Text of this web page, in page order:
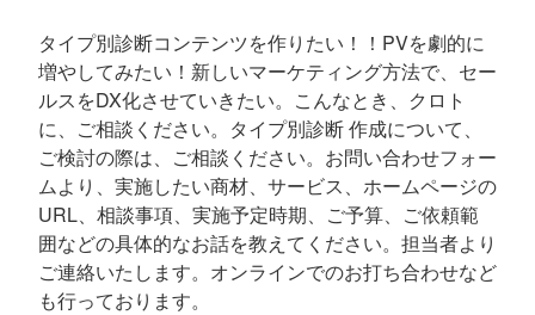
タイプ別診断コンテンツを作りたい！！PVを劇的に
増やしてみたい！新しいマーケティング方法で、セー
ルスをDX化させていきたい。こんなとき、クロト
に、ご相談ください。タイプ別診断 作成について、
ご検討の際は、ご相談ください。お問い合わせフォー
ムより、実施したい商材、サービス、ホームページの
URL、相談事項、実施予定時期、ご予算、ご依頼範
囲などの具体的なお話を教えてください。担当者より
ご連絡いたします。オンラインでのお打ち合わせなど
も行っております。